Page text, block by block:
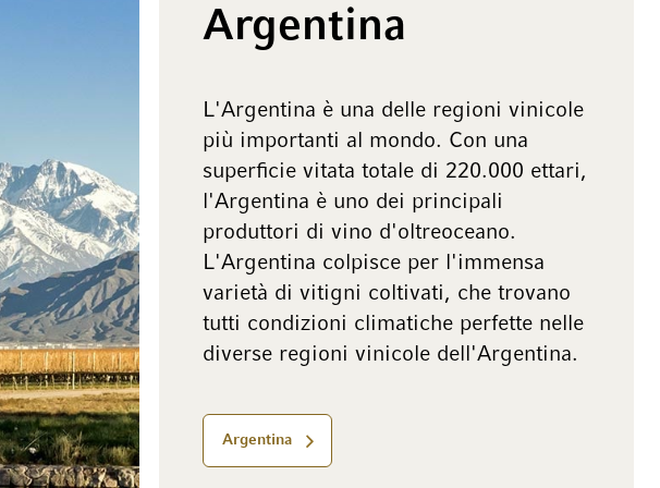
Argentina
L'Argentina è una delle regioni vinicole
più importanti al mondo. Con una
superficie vitata totale di 220.000 ettari,
l'Argentina è uno dei principali
produttori di vino d'oltreoceano.
L'Argentina colpisce per l'immensa
varietà di vitigni coltivati, che trovano
tutti condizioni climatiche perfette nelle
diverse regioni vinicole dell'Argentina.
Argentina